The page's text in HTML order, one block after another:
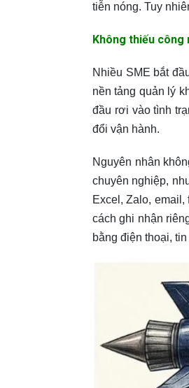
tiễn nóng. Tuy
Không thiếu công
Nhiều SME bắt
nền tảng quản lý
đầu rơi vào tình
đổi vận hành.
Nguyên nhân
chuyên nghiệp,
Excel, Zalo,
cách ghi nhận
bằng điện thoại,